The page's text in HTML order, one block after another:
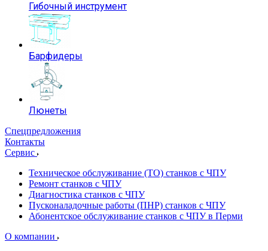
Гибочный инструмент
Барфидеры
Люнеты
Спецпредложения
Контакты
Сервис
Техническое обслуживание (ТО) станков с ЧПУ
Ремонт станков с ЧПУ
Диагностика станков с ЧПУ
Пусконаладочные работы (ПНР) станков с ЧПУ
Абонентское обслуживание станков с ЧПУ в Перми
О компании